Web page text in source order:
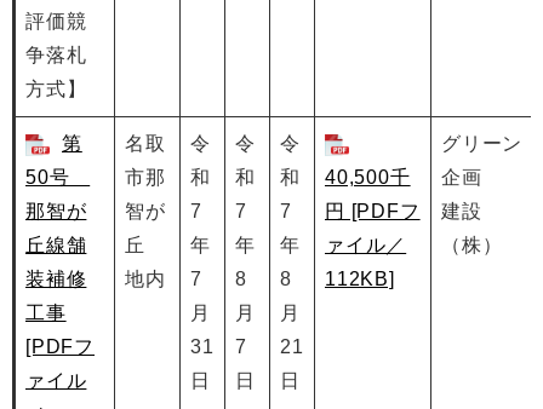
評価競
争落札
方式】
第
50号
那智が
丘線舗
装補修
工事
[PDFフ
ァイル
名取
市那
智が
丘
地内
令
和
7
年
7
月
31
日
令
和
7
年
8
月
7
日
令
和
7
年
8
月
21
日
40,500千
円 [PDFフ
ァイル／
112KB]
グリーン
企画
建設
（株）